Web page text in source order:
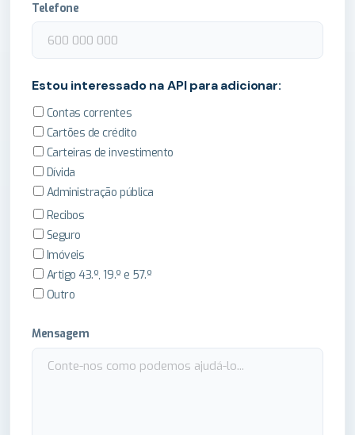
Telefone
Estou interessado na API para adicionar:
Contas correntes
Cartões de crédito
Carteiras de investimento
Dívida
Administração pública
Recibos
Seguro
Imóveis
Artigo 43.º, 19.º e 57.º
Outro
Mensagem